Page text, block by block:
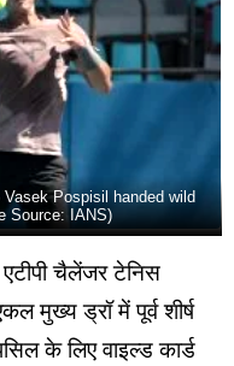
Pospisil handed wild
Source: IANS)
चैलेंजर टेनिस
मुख्य ड्रॉ में पूर्व शीर्ष
के लिए वाइल्ड कार्ड